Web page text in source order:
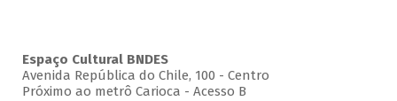
Espaço Cultural BNDES
Avenida República do Chile, 100 - Centro
Próximo ao metrô Carioca - Acesso B